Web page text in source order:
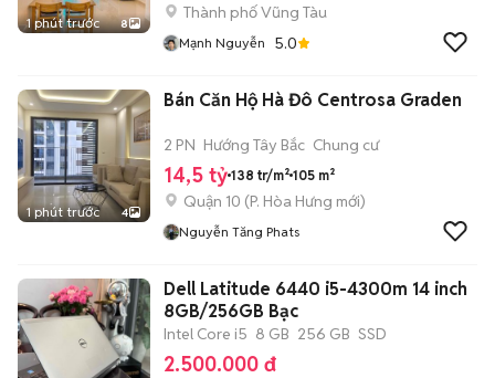
1 phút trước 8
Thành phố Vũng Tàu
Mạnh Nguyễn 5.0
1 phút trước 4
Bán Căn Hộ Hà Đô Centrosa Graden
2 PN Hướng Tây Bắc Chung cư
14,5 tỷ 138 tr/m² 105 m²
Quận 10 (P. Hòa Hưng mới)
Nguyễn Tăng Phats
Dell Latitude 6440 i5-4300m 14 inch
8GB/256GB Bạc
Intel Core i5 8 GB 256 GB SSD
2.500.000 đ